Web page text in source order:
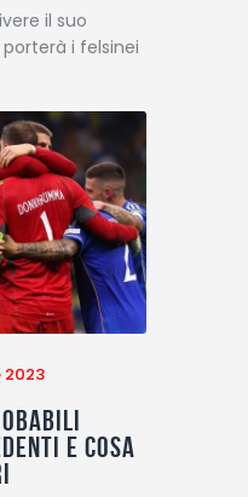
il suo
i felsinei
2023
e cosa